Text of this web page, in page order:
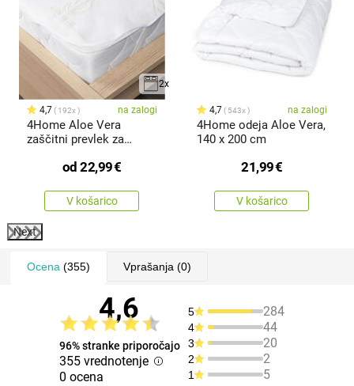
2x
4,7 192x na zalogi
4Home Aloe Vera
zaščitni prevlek za
od 22,99€
V košarico
4,7 543x na zalogi
4Home odeja Aloe Vera,
140 x 200 cm
21,99€
V košarico
Next
Ocena (355) Vprašanja (0)
4,6
96% stranke priporočajo
355 vrednotenje
0 ocena
5 284
4 44
3 20
2 2
1 5